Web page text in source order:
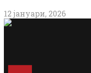
12 јануари, 2026